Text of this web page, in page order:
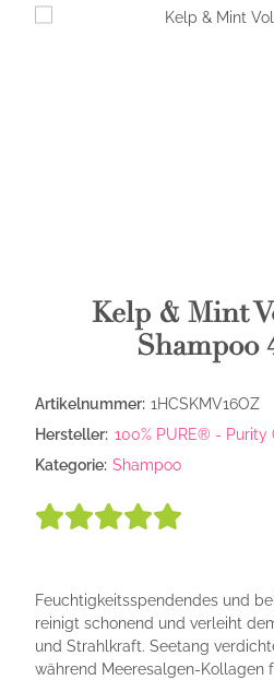
Kelp & Mint
Shampoo
Artikelnummer: 1HCSKMV16OZ
Hersteller: 100% PURE® - Purity
Kategorie: Shampoo
Feuchtigkeitsspendendes und
reinigt schonend und verleiht
und Strahlkraft. Seetang
während Meeresalgen-Kollagen